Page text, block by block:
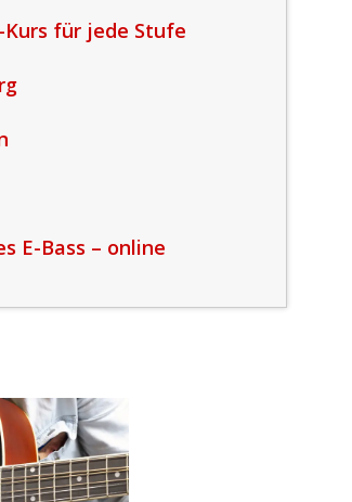
für jede Stufe
E-Bass – online